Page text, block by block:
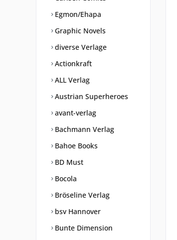
Egmon/Ehapa
Graphic Novels
diverse Verlage
Actionkraft
ALL Verlag
Austrian Superheroes
avant-verlag
Bachmann Verlag
Bahoe Books
BD Must
Bocola
Bröseline Verlag
bsv Hannover
Bunte Dimension